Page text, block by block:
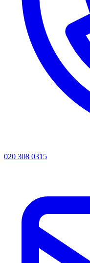
020 308 0315